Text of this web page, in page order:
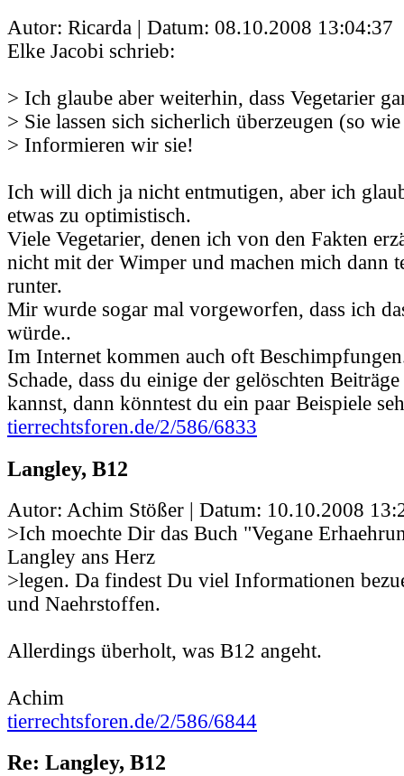
Autor: Ricarda | Datum: 08.10.2008 13:04:37
Elke Jacobi schrieb:
> Ich glaube aber weiterhin, dass Vegetarier
> Sie lassen sich sicherlich überzeugen (so
> Informieren wir sie!
Ich will dich ja nicht entmutigen, aber ich
etwas zu optimistisch.
Viele Vegetarier, denen ich von den Fakten
nicht mit der Wimper und machen mich dann
runter.
Mir wurde sogar mal vorgeworfen, dass ich
würde..
Im Internet kommen auch oft
Schade, dass du einige der gelöschten
kannst, dann könntest du ein paar Beispiele
tierrechtsforen.de/2/586/6833
Langley, B12
Autor: Achim Stößer | Datum: 10.10.2008
>Ich moechte Dir das Buch "Vegane
Langley ans Herz
>legen. Da findest Du viel Informationen
und Naehrstoffen.
Allerdings überholt, was B12 angeht.
Achim
tierrechtsforen.de/2/586/6844
Re: Langley, B12